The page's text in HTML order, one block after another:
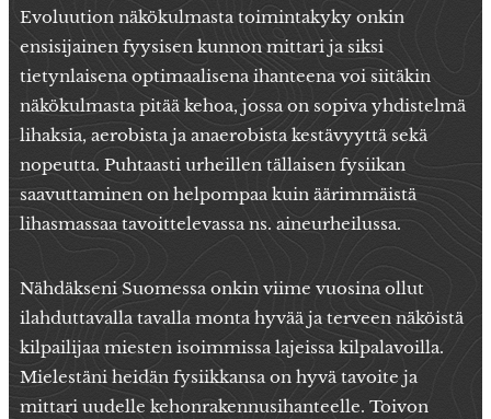
Evoluution näkökulmasta toimintakyky onkin
ensisijainen fyysisen kunnon mittari ja siksi
tietynlaisena optimaalisena ihanteena voi siitäkin
näkökulmasta pitää kehoa, jossa on sopiva yhdistelmä
lihaksia, aerobista ja anaerobista kestävyyttä sekä
nopeutta. Puhtaasti urheillen tällaisen fysiikan
saavuttaminen on helpompaa kuin äärimmäistä
lihasmassaa tavoittelevassa ns. aineurheilussa.
Nähdäkseni Suomessa onkin viime vuosina ollut
ilahduttavalla tavalla monta hyvää ja terveen näköistä
kilpailijaa miesten isoimmissa lajeissa kilpalavoilla.
Mielestäni heidän fysiikkansa on hyvä tavoite ja
mittari uudelle kehonrakennusihanteelle. Toivon